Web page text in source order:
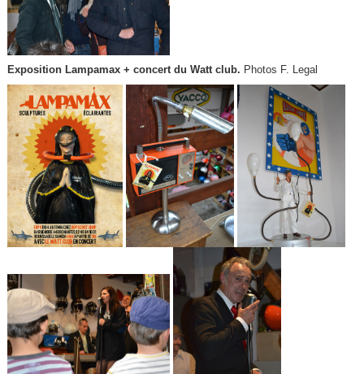
Exposition Lampamax + concert du Watt club. Photos F. Legal